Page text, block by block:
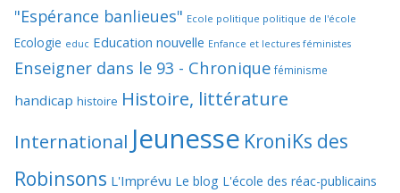
"Espérance banlieues" Ecole politique politique de l'école
Ecologie educ Education nouvelle Enfance et lectures féministes
Enseigner dans le 93 - Chronique féminisme
handicap histoire Histoire, littérature
International Jeunesse KroniKs des
Robinsons L'Imprévu Le blog L'école des réac-publicains